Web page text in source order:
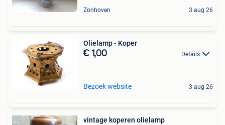
Zonhoven 3 aug 26
Olielamp - Koper
€ 1,00 Details
Bezoek website 3 aug 26
vintage koperen olielamp